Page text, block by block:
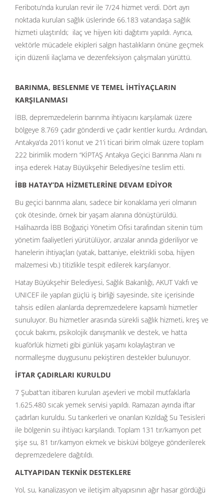
Feribotu’nda kurulan revir ile 7/24 hizmet verdi. Dört ayrı
noktada kurulan sağlık üslerinde 66.183 vatandaşa sağlık
hizmeti ulaştırıldı; ilaç ve hijyen kiti dağıtımı yapıldı. Ayrıca,
vektörle mücadele ekipleri salgın hastalıkların önüne geçmek
için düzenli ilaçlama ve dezenfeksiyon çalışmaları yürüttü.
BARINMA, BESLENME VE TEMEL İHTİYAÇLARIN
KARŞILANMASI
İBB, depremzedelerin barınma ihtiyacını karşılamak üzere
bölgeye 8.769 çadır gönderdi ve çadır kentler kurdu. Ardından,
Antakya’da 201’i konut ve 21’i ticari birim olmak üzere toplam
222 birimlik modern “KİPTAŞ Antakya Geçici Barınma Alanı nı
inşa ederek Hatay Büyükşehir Belediyesi’ne teslim etti.
İBB HATAY’DA HİZMETLERİNE DEVAM EDİYOR
Bu geçici barınma alanı, sadece bir konaklama yeri olmanın
çok ötesinde, örnek bir yaşam alanına dönüştürüldü.
Halihazırda İBB Boğaziçi Yönetim Ofisi tarafından sitenin tüm
yönetim faaliyetleri yürütülüyor, arızalar anında gideriliyor ve
hanelerin ihtiyaçları (yatak, battaniye, elektrikli soba, hijyen
malzemesi vb.) titizlikle tespit edilerek karşılanıyor.
Hatay Büyükşehir Belediyesi, Sağlık Bakanlığı, AKUT Vakfı ve
UNICEF ile yapılan güçlü iş birliği sayesinde, site içerisinde
tahsis edilen alanlarda depremzedelere kapsamlı hizmetler
sunuluyor. Bu hizmetler arasında sürekli sağlık hizmeti, kreş ve
çocuk bakımı, psikolojik danışmanlık ve destek, ve hatta
kuaförlük hizmeti gibi günlük yaşamı kolaylaştıran ve
normalleşme duygusunu pekiştiren destekler bulunuyor.
İFTAR ÇADIRLARI KURULDU
7 Şubat’tan itibaren kurulan aşevleri ve mobil mutfaklarla
1.625.480 sıcak yemek servisi yapıldı. Ramazan ayında iftar
çadırları kuruldu. Su tankerleri ve onarılan Kızıldağ Su Tesisleri
ile bölgenin su ihtiyacı karşılandı. Toplam 131 tır/kamyon pet
şişe su, 81 tır/kamyon ekmek ve bisküvi bölgeye gönderilerek
depremzedelere dağıtıldı.
ALTYAPIDAN TEKNİK DESTEKLERE
Yol, su, kanalizasyon ve iletişim altyapısının ağır hasar gördüğü